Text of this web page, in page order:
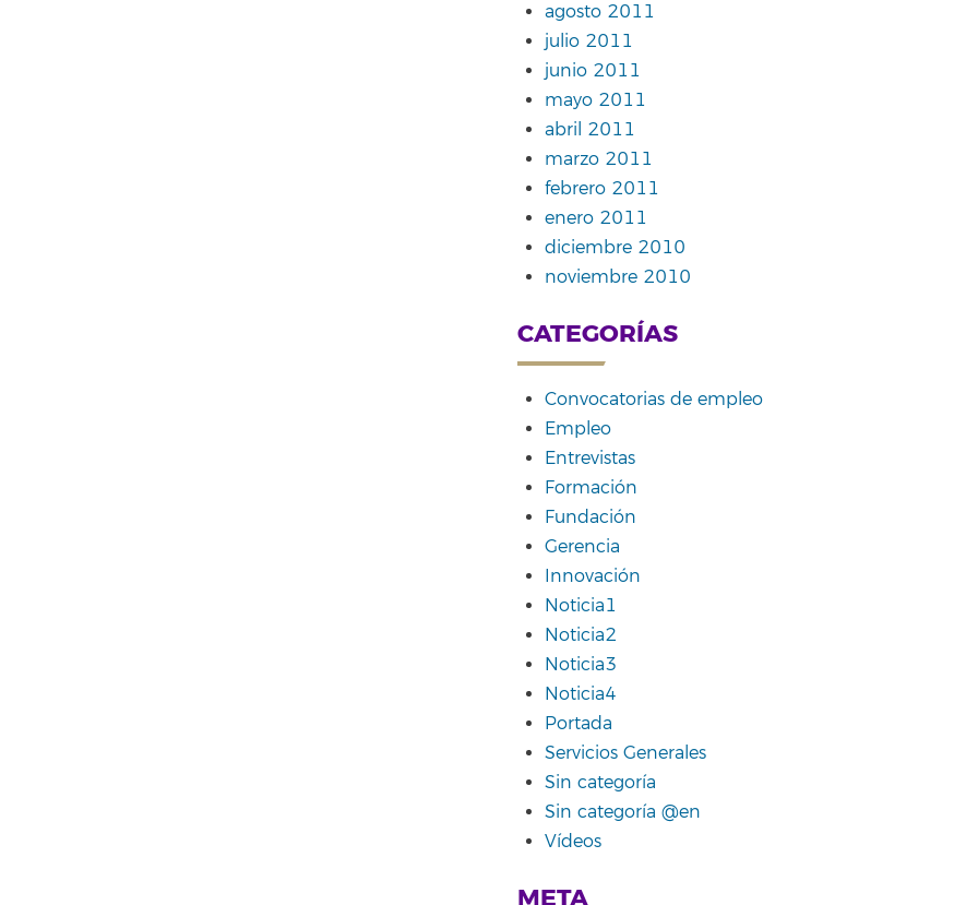
agosto 2011
julio 2011
junio 2011
mayo 2011
abril 2011
marzo 2011
febrero 2011
enero 2011
diciembre 2010
noviembre 2010
CATEGORÍAS
Convocatorias de empleo
Empleo
Entrevistas
Formación
Fundación
Gerencia
Innovación
Noticia1
Noticia2
Noticia3
Noticia4
Portada
Servicios Generales
Sin categoría
Sin categoría @en
Vídeos
META